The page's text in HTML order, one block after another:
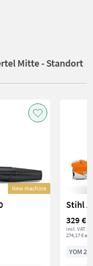
Mitte - Standort
New machine
Stihl
329 €
incl. VAT
274,17 €
YOM